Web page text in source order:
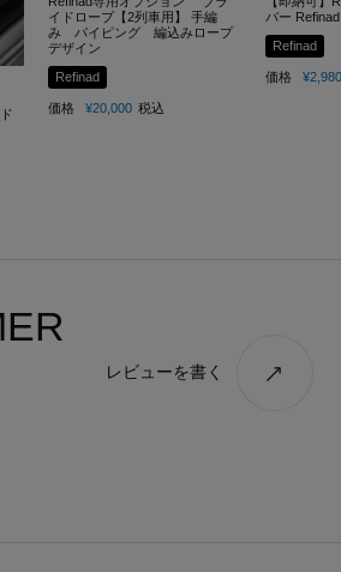
イドロープ【2列車用】 手編
み パイピング 編込みロープ
デザイン
Refinad
価格 ¥20,000 税込
バー
Refinad
価格 ¥2,980
レビューを書く